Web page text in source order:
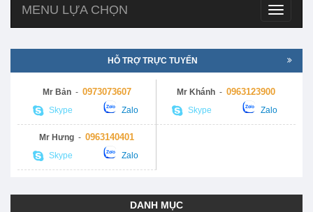
Toggle
MENU LỰA CHỌN
HỖ TRỢ TRỰC TUYẾN
Mr Bản- 0973073607
Skype Zalo
Mr Khánh - 0963123900
Skype Zalo
Mr Hưng - 0963140401
Skype Zalo
DANH MỤC